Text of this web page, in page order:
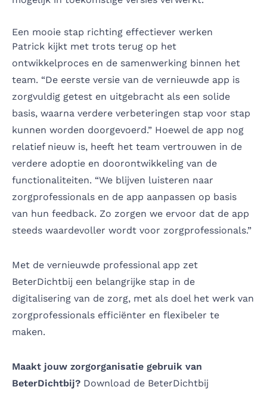
Een mooie stap richting effectiever werken
Patrick kijkt met trots terug op het
ontwikkelproces en de samenwerking binnen het
team. “De eerste versie van de vernieuwde app is
zorgvuldig getest en uitgebracht als een solide
basis, waarna verdere verbeteringen stap voor stap
kunnen worden doorgevoerd.” Hoewel de app nog
relatief nieuw is, heeft het team vertrouwen in de
verdere adoptie en doorontwikkeling van de
functionaliteiten. “We blijven luisteren naar
zorgprofessionals en de app aanpassen op basis
van hun feedback. Zo zorgen we ervoor dat de app
steeds waardevoller wordt voor zorgprofessionals.”
Met de vernieuwde professional app zet
BeterDichtbij een belangrijke stap in de
digitalisering van de zorg, met als doel het werk van
zorgprofessionals efficiënter en flexibeler te
maken.
Maakt jouw zorgorganisatie gebruik van
BeterDichtbij? Download de BeterDichtbij